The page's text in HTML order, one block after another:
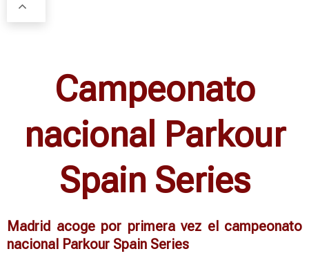
Campeonato
nacional Parkour
Spain Series
Madrid acoge por primera vez el campeonato
nacional Parkour Spain Series